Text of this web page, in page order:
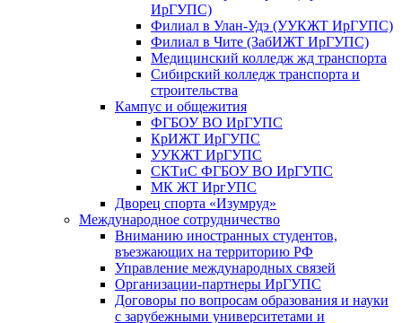
ИрГУПС)
Филиал в Улан-Удэ (УУКЖТ ИрГУПС)
Филиал в Чите (ЗабИЖТ ИрГУПС)
Медицинский колледж жд транспорта
Сибирский колледж транспорта и
строительства
Кампус и общежития
ФГБОУ ВО ИрГУПС
КрИЖТ ИрГУПС
УУКЖТ ИрГУПС
СКТиС ФГБОУ ВО ИрГУПС
МК ЖТ ИргУПС
Дворец спорта «Изумруд»
Международное сотрудничество
Вниманию иностранных студентов,
въезжающих на территорию РФ
Управление международных связей
Организации-партнеры ИрГУПС
Договоры по вопросам образования и науки
с зарубежными университетами и